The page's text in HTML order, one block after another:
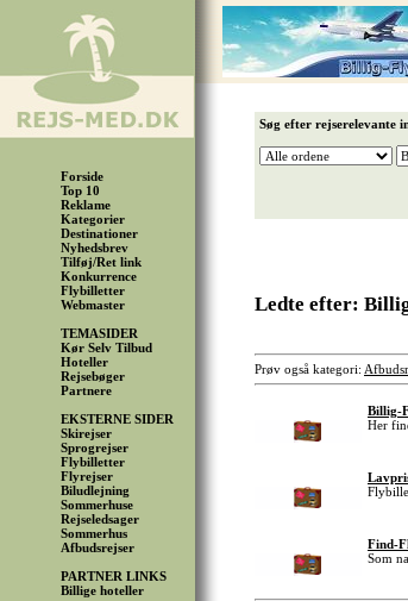
Forside
Top 10
Reklame
Kategorier
Destinationer
Nyhedsbrev
Tilføj/Ret link
Konkurrence
Flybilletter
Webmaster
TEMASIDER
Kør Selv Tilbud
Hoteller
Rejsebøger
Partnere
EKSTERNE SIDER
Skirejser
Sprogrejser
Flybilletter
Flyrejser
Biludlejning
Sommerhuse
Rejseledsager
Sommerhus
Afbudsrejser
PARTNER LINKS
Billige hoteller
Søg efter rejserelevante
Ledte efter:
Prøv også kategori:
Billig-
Her
Find-
Som